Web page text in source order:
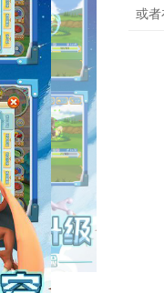
或者